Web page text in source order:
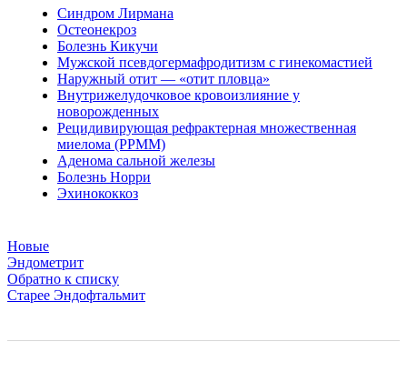
Синдром Лирмана
Остеонекроз
Болезнь Кикучи
Мужской псевдогермафродитизм с гинекомастией
Наружный отит — «отит пловца»
Внутрижелудочковое кровоизлияние у
новорожденных
Рецидивирующая рефрактерная множественная
миелома (РРММ)
Аденома сальной железы
Болезнь Норри
Эхинококкоз
Новые
Эндометрит
Обратно к списку
Старее Эндофтальмит